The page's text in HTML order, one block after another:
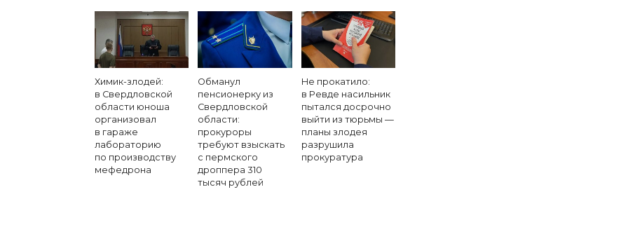
Химик-злодей:
в Свердловской
области юноша
организовал
в гараже
лабораторию
по производству
мефедрона
Обманул
пенсионерку из
Свердловской
области:
прокуроры
требуют взыскать
с пермского
дроппера 310
тысяч рублей
Не прокатило:
в Ревде насильник
пытался досрочно
выйти из тюрьмы —
планы злодея
разрушила
прокуратура